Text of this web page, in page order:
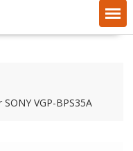
VGP-BPS35A